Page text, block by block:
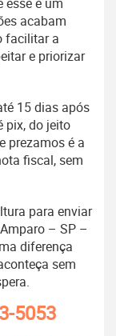
acabam
facilitar a
e priorizar
15 dias após
pix, do jeito
prezamos é a
fiscal, sem
para enviar
– SP –
diferença
sem
5053